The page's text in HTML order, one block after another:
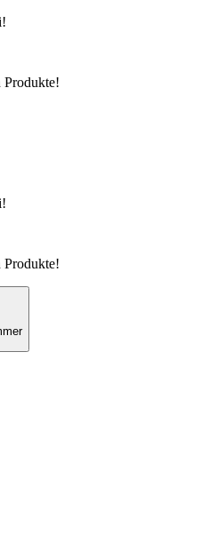
Produkte!
Produkte!